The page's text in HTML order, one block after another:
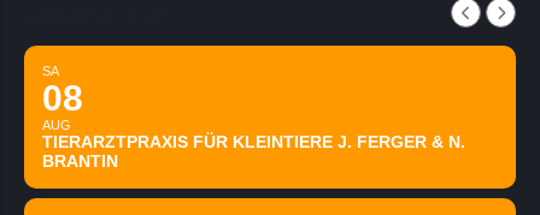
SA
08
AUG
TIERARZTPRAXIS FÜR KLEINTIERE J. FERGER & N.
BRANTIN